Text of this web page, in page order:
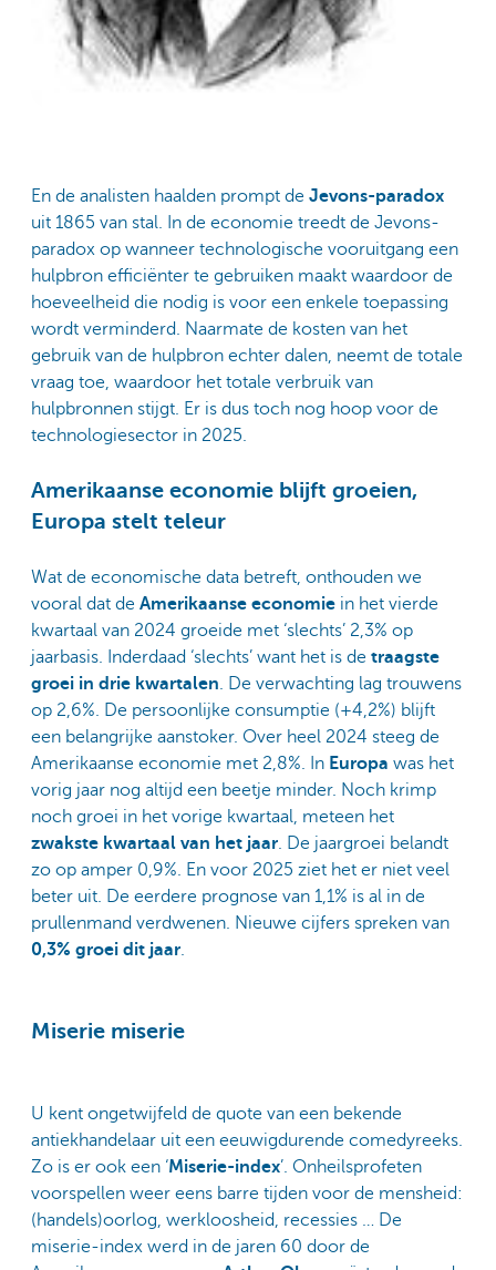
En de analisten haalden prompt de Jevons-paradox
uit 1865 van stal. In de economie treedt de Jevons-
paradox op wanneer technologische vooruitgang een
hulpbron efficiënter te gebruiken maakt waardoor de
hoeveelheid die nodig is voor een enkele toepassing
wordt verminderd. Naarmate de kosten van het
gebruik van de hulpbron echter dalen, neemt de totale
vraag toe, waardoor het totale verbruik van
hulpbronnen stijgt. Er is dus toch nog hoop voor de
technologiesector in 2025.
Amerikaanse economie blijft groeien,
Europa stelt teleur
Wat de economische data betreft, onthouden we
vooral dat de Amerikaanse economie in het vierde
kwartaal van 2024 groeide met ‘slechts’ 2,3% op
jaarbasis. Inderdaad ‘slechts’ want het is de traagste
groei in drie kwartalen. De verwachting lag trouwens
op 2,6%. De persoonlijke consumptie (+4,2%) blijft
een belangrijke aanstoker. Over heel 2024 steeg de
Amerikaanse economie met 2,8%. In Europa was het
vorig jaar nog altijd een beetje minder. Noch krimp
noch groei in het vorige kwartaal, meteen het
zwakste kwartaal van het jaar. De jaargroei belandt
zo op amper 0,9%. En voor 2025 ziet het er niet veel
beter uit. De eerdere prognose van 1,1% is al in de
prullenmand verdwenen. Nieuwe cijfers spreken van
0,3% groei dit jaar.
Miserie miserie
U kent ongetwijfeld de quote van een bekende
antiekhandelaar uit een eeuwigdurende comedyreeks.
Zo is er ook een ‘Miserie-index’. Onheilsprofeten
voorspellen weer eens barre tijden voor de mensheid:
(handels)oorlog, werkloosheid, recessies … De
miserie-index werd in de jaren 60 door de